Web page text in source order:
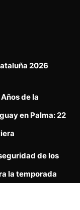
2026
de la
en Palma: 22
de los
la temporada